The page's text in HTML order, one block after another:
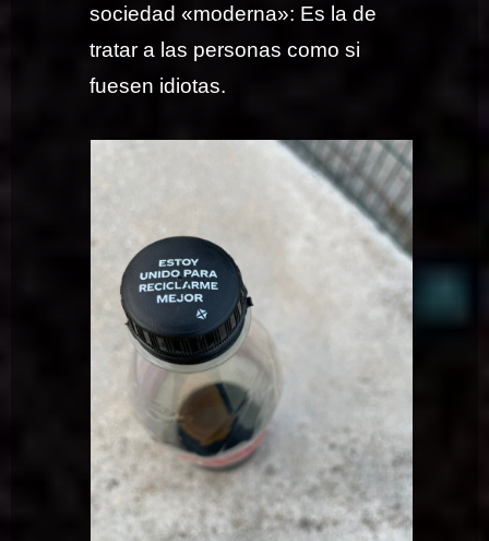
sociedad «moderna»: Es la de
tratar a las personas como si
fuesen idiotas.